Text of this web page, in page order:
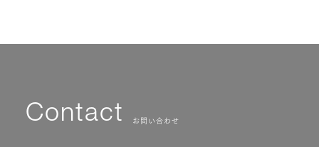
Contact お問い合わせ